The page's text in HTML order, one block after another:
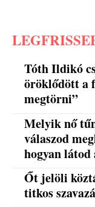
Tóth Ildikó
öröklődött a
megtörni”
Melyik nő
válaszod
hogyan látod
Őt jelöli
titkos